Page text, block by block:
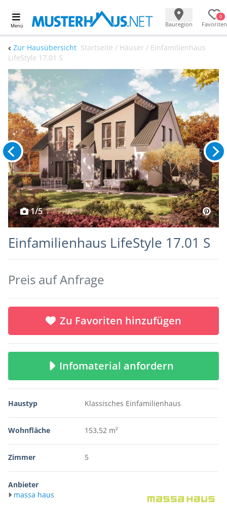
Menü Bauregion
0
Favoriten
Zur Hausübersicht Startseite / Häuser / Einfamilienhaus
LifeStyle 17.01 S
1/5
Einfamilienhaus LifeStyle 17.01 S
Preis auf Anfrage
Zu Favoriten hinzufügen
Infomaterial anfordern
Haustyp Klassisches Einfamilienhaus
Wohnfläche 153,52 m²
Zimmer 5
Anbieter
massa haus